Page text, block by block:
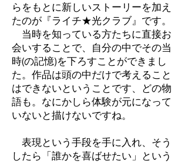
らをもとに新しいストーリーを加え
たのが『ライチ★光クラブ』です。
当時を知っている方たちに直接お
会いすることで、自分の中でその当
時(の記憶)を下ろすことができまし
た。作品は頭の中だけで考えること
はできないということです、どの物
語も。なにかしら体験が元になって
いないと描けないですね。
表現という手段を手に入れ、そう
したら「誰かを喜ばせたい」という